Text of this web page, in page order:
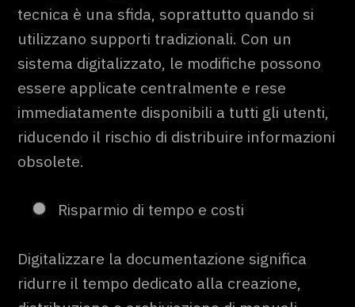
tecnica è una sfida, soprattutto quando si
utilizzano supporti tradizionali. Con un
sistema digitalizzato, le modifiche possono
essere applicate centralmente e rese
immediatamente disponibili a tutti gli utenti,
riducendo il rischio di distribuire informazioni
obsolete.
Risparmio di tempo e costi
Digitalizzare la documentazione significa
ridurre il tempo dedicato alla creazione,